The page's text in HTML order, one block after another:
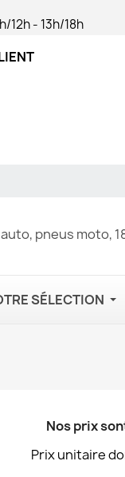
12h - 13h/18h
pneus moto,
SÉLECTION
Nos prix
Prix unitaire